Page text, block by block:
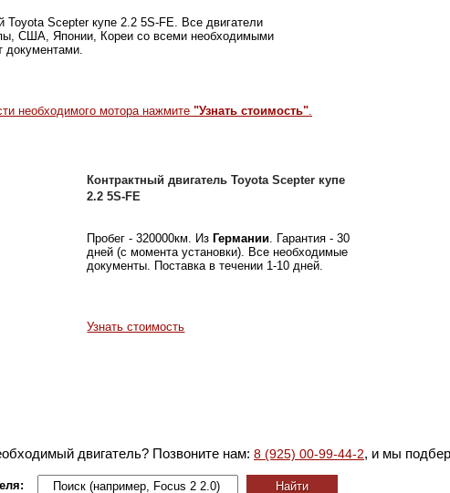
Toyota Scepter купе 2.2 5S-FE. Все двигатели
США, Японии, Кореи со всеми необходимыми
документами.
необходимого мотора нажмите "Узнать стоимость".
Контрактный двигатель Toyota Scepter купе
2.2 5S-FE
Пробег - 320000км. Из Германии. Гарантия - 30
дней (с момента установки). Все необходимые
документы. Поставка в течении 1-10 дней.
Узнать стоимость
двигатель? Позвоните нам: 8 (925) 00-99-44-2, и мы